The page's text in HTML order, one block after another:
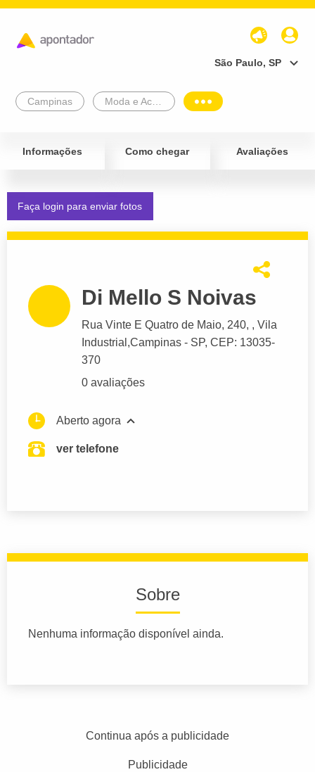
São Paulo, SP
Campinas
Informações Como chegar Avaliações
Faça login para enviar fotos
Di Mello S Noivas
Rua Vinte E Quatro de Maio, 240, , Vila
Industrial,Campinas - SP, CEP: 13035-
370
0 avaliações
Aberto agora
ver telefone
Sobre
Nenhuma informação disponível ainda.
Continua após a publicidade
Publicidade